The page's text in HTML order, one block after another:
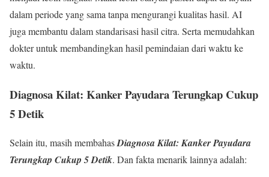
dalam periode yang sama tanpa mengurangi kualitas hasil. AI
juga membantu dalam standarisasi hasil citra. Serta memudahkan
dokter untuk membandingkan hasil pemindaian dari waktu ke
waktu.
Diagnosa Kilat: Kanker Payudara Terungkap Cukup
5 Detik
Selain itu, masih membahasDiagnosa Kilat: Kanker Payudara
Terungkap Cukup 5 Detik. Dan fakta menarik lainnya adalah: